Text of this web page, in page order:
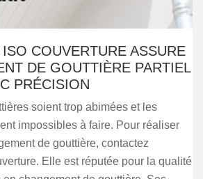
ISO COUVERTURE ASSURE
DE GOUTTIÈRE PARTIEL
PRÉCISION
soient trop abimées et les
impossibles à faire. Pour réaliser
de gouttière, contactez
Elle est réputée pour la qualité